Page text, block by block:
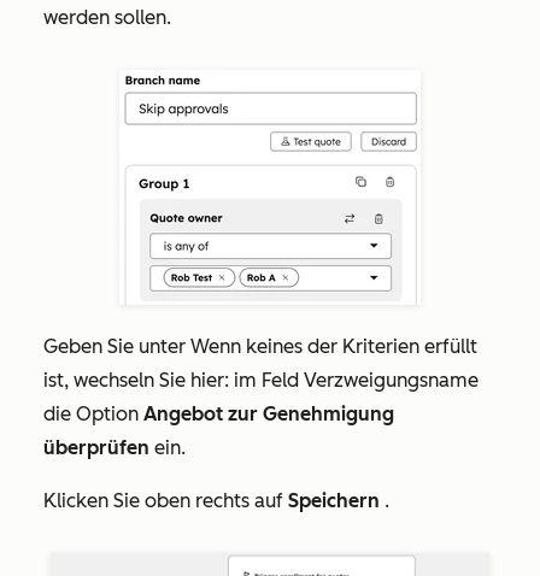
werden sollen.
Geben Sie unter Wenn keines der Kriterien erfüllt
ist, wechseln Sie hier: im Feld Verzweigungsname
die Option Angebot zur Genehmigung
überprüfen ein.
Klicken Sie oben rechts auf Speichern .